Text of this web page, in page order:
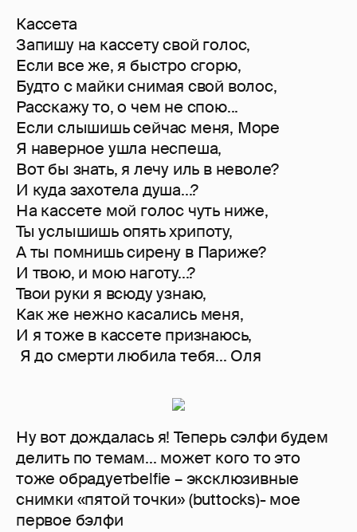
Кассета
Запишу на кассету свой голос,
Если все же, я быстро сгорю,
Будто с майки снимая свой волос,
Расскажу то, о чем не спою...
Если слышишь сейчас меня, Море
Я наверное ушла неспеша,
Вот бы знать, я лечу иль в неволе?
И куда захотела душа...?
На кассете мой голос чуть ниже,
Ты услышишь опять хрипоту,
А ты помнишь сирену в Париже?
И твою, и мою наготу...?
Твои руки я всюду узнаю,
Как же нежно касались меня,
И я тоже в кассете признаюсь,
Я до смерти любила тебя... Оля
Ну вот дождалась я! Теперь сэлфи будем
делить по темам...️ может кого то это
тоже обрадуетbelfie – эксклюзивные
снимки «пятой точки» (buttocks)- мое
первое бэлфи